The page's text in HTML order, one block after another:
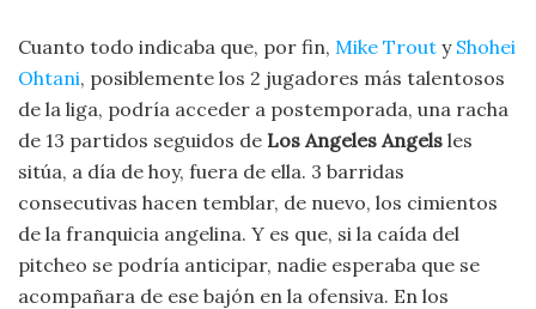
Cuanto todo indicaba que, por fin, Mike Trout y Shohei
Ohtani, posiblemente los 2 jugadores más talentosos
de la liga, podría acceder a postemporada, una racha
de 13 partidos seguidos de Los Angeles Angels les
sitúa, a día de hoy, fuera de ella. 3 barridas
consecutivas hacen temblar, de nuevo, los cimientos
de la franquicia angelina. Y es que, si la caída del
pitcheo se podría anticipar, nadie esperaba que se
acompañara de ese bajón en la ofensiva. En los